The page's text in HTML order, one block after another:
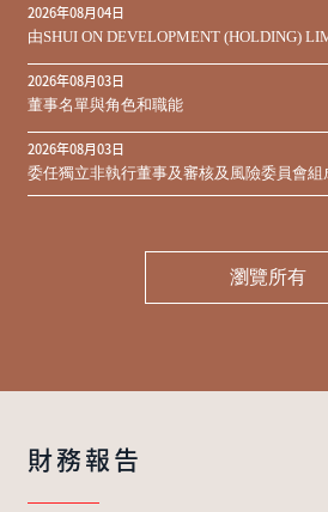
2026年08月04日
由SHUI ON DEVELOPMENT (HOLDING)
期之450,000,000美元9.75%優先票據之同
同意結果
2026年08月03日
董事名單與角色和職能
2026年08月03日
委任獨立非執行董事及審核及風險委員會組
瀏覽所有
財務報告